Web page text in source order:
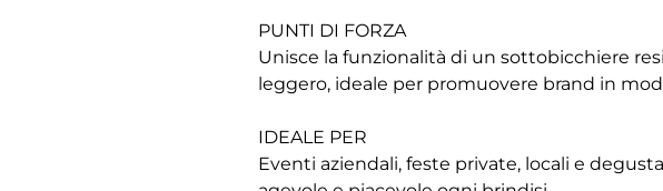
PUNTI DI FORZA
Unisce la funzionalità di un sottobicchiere
leggero, ideale per promuovere brand in
IDEALE PER
Eventi aziendali, feste private, locali e